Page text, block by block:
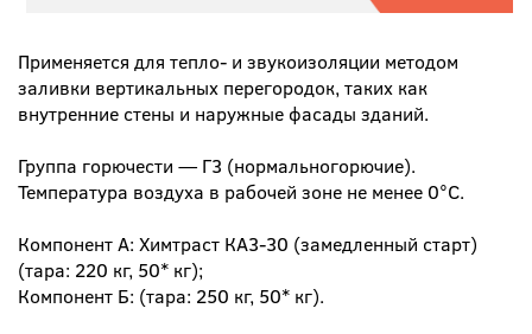
Применяется для тепло- и звукоизоляции методом
заливки вертикальных перегородок, таких как
внутренние стены и наружные фасады зданий.
Группа горючести — Г3 (нормальногорючие).
Температура воздуха в рабочей зоне не менее 0°С.
Компонент A: Химтраст КА3-30 (замедленный старт)
(тара: 220 кг, 50* кг);
Компонент Б: (тара: 250 кг, 50* кг).